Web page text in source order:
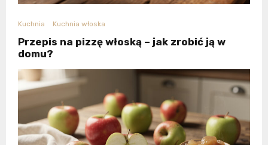
Kuchnia Kuchnia włoska
Przepis na pizzę włoską – jak zrobić ją w
domu?